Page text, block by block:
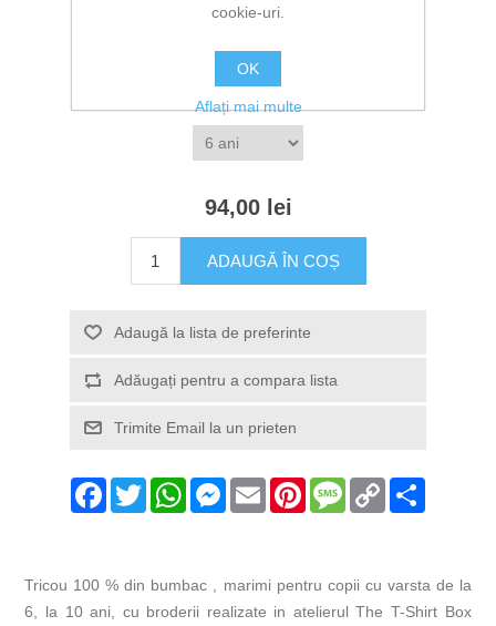
Selectati marimea *
94,00 lei
Facebook
TwitterWhatsAppMessenger
Email PinterestMessage
Copy
Link
Tricou 100 % din bumbac , marimi pentru copii cu varsta de la
6, la 10 ani, cu broderii realizate in atelierul The T-Shirt Box
cookie-uri.
OK
Aflați mai multe